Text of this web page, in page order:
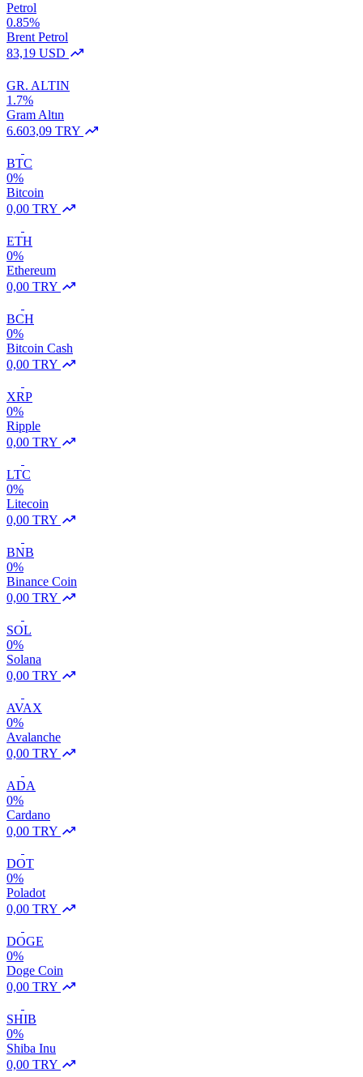
Petrol
0.85%
Brent Petrol
83,19 USD
GR. ALTIN
1.7%
Gram Altın
6.603,09 TRY
BTC
0%
Bitcoin
0,00 TRY
ETH
0%
Ethereum
0,00 TRY
BCH
0%
Bitcoin Cash
0,00 TRY
XRP
0%
Ripple
0,00 TRY
LTC
0%
Litecoin
0,00 TRY
BNB
0%
Binance Coin
0,00 TRY
SOL
0%
Solana
0,00 TRY
AVAX
0%
Avalanche
0,00 TRY
ADA
0%
Cardano
0,00 TRY
DOT
0%
Poladot
0,00 TRY
DOGE
0%
Doge Coin
0,00 TRY
SHIB
0%
Shiba Inu
0,00 TRY